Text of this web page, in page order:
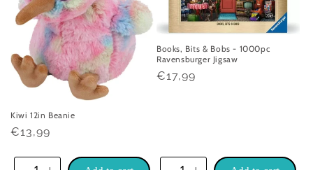
Kiwi 12in Beanie
Praghas
€13,99
Books, Bits & Bobs - 1000pc
Ravensburger Jigsaw
Praghas
€17,99